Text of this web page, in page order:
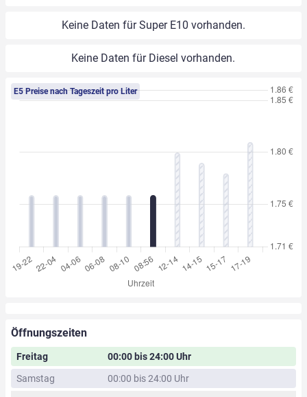
Keine Daten für Super E10 vorhanden.
Keine Daten für Diesel vorhanden.
E5 Preise nach Tageszeit pro Liter
Öffnungszeiten
Freitag
00:00 bis 24:00 Uhr
Samstag
00:00 bis 24:00 Uhr